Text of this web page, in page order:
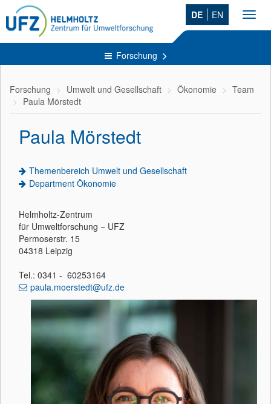
DE EN
Forschung
Forschung Umwelt und Gesellschaft Ökonomie
Team
Paula Mörstedt
Paula Mörstedt
Themenbereich Umwelt und Gesellschaft
Department Ökonomie
Helmholtz-Zentrum
für Umweltforschung − UFZ
Permoserstr. 15
04318 Leipzig
Tel.: 0341 - 60253164
paula.moerstedt@ufz.de